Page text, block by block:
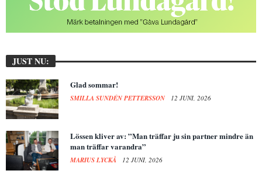
JUST NU:
Glad sommar!
SMILLA SUNDÉN PETTERSSON 12 JUNI, 2026
Lössen kliver av: ”Man träffar ju sin partner mindre än
man träffar varandra”
MARIUS LYCKÅ 12 JUNI, 2026